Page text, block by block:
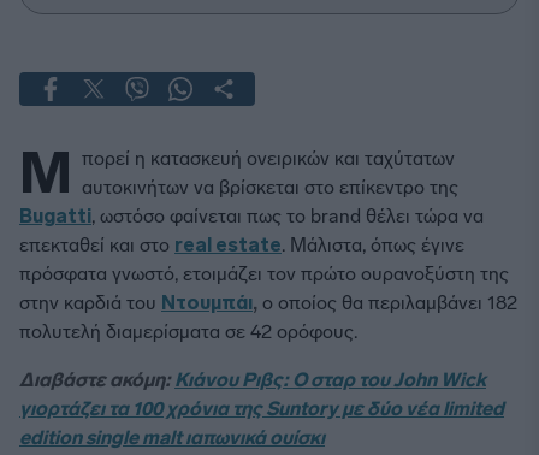
Μ πορεί η κατασκευή ονειρικών και ταχύτατων
αυτοκινήτων να βρίσκεται στο επίκεντρο της
Bugatti, ωστόσο φαίνεται πως το brand θέλει τώρα να
επεκταθεί και στο real estate. Μάλιστα, όπως έγινε
πρόσφατα γνωστό, ετοιμάζει τον πρώτο ουρανοξύστη της
στην καρδιά του Ντουμπάι, ο οποίος θα περιλαμβάνει 182
πολυτελή διαμερίσματα σε 42 ορόφους.
Διαβάστε ακόμη:Κιάνου Ριβς: Ο σταρ του John Wick
γιορτάζει τα 100 χρόνια της Suntory με δύο νέα limited
edition single malt ιαπωνικά ουίσκι